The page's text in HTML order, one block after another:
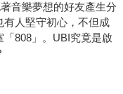
音樂夢想的好友產生分
人堅守初心，不但成
808」。UBI究竟是啟